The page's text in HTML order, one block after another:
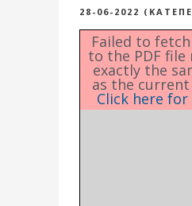
28-06-2022
Failed to
to the PDF file
exactly the
as the
Click here